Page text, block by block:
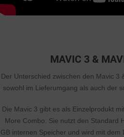
MAVIC 3 &
Der Unterschied zwischen den Mavic 3
sowohl im Lieferumgang als auch der
Die Mavic 3 gibt es als Einzelprodukt
More Combo. Sie nutzt den Standard
GB internen Speicher und wird mit dem